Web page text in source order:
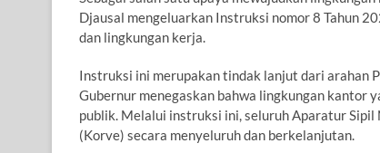
Djausal mengeluarkan Instruksi nomor 8 Tahun
dan lingkungan kerja.
Instruksi ini merupakan tindak lanjut dari arahan
Gubernur menegaskan bahwa lingkungan kantor
publik. Melalui instruksi ini, seluruh Aparatur
(Korve) secara menyeluruh dan berkelanjutan.